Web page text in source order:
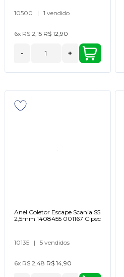
10500 | 1 vendido
6x R$ 2,15 R$ 12,90
- +
Anel Coletor Escape Scania S5
2,5mm 1408455 001167 Cipec
10135 | 5 vendidos
6x R$ 2,48 R$ 14,90